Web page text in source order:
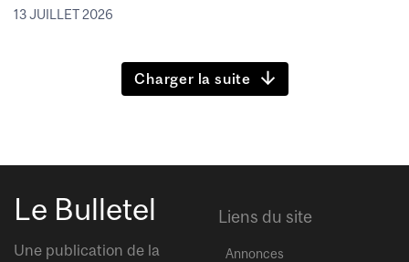
13 JUILLET 2026
Charger la suite
Le Bulletel
Une publication de la
Liens du site
Annonces